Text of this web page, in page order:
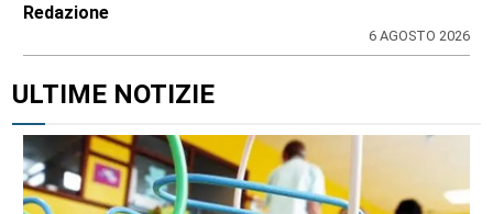
Redazione
6 AGOSTO 2026
ULTIME NOTIZIE